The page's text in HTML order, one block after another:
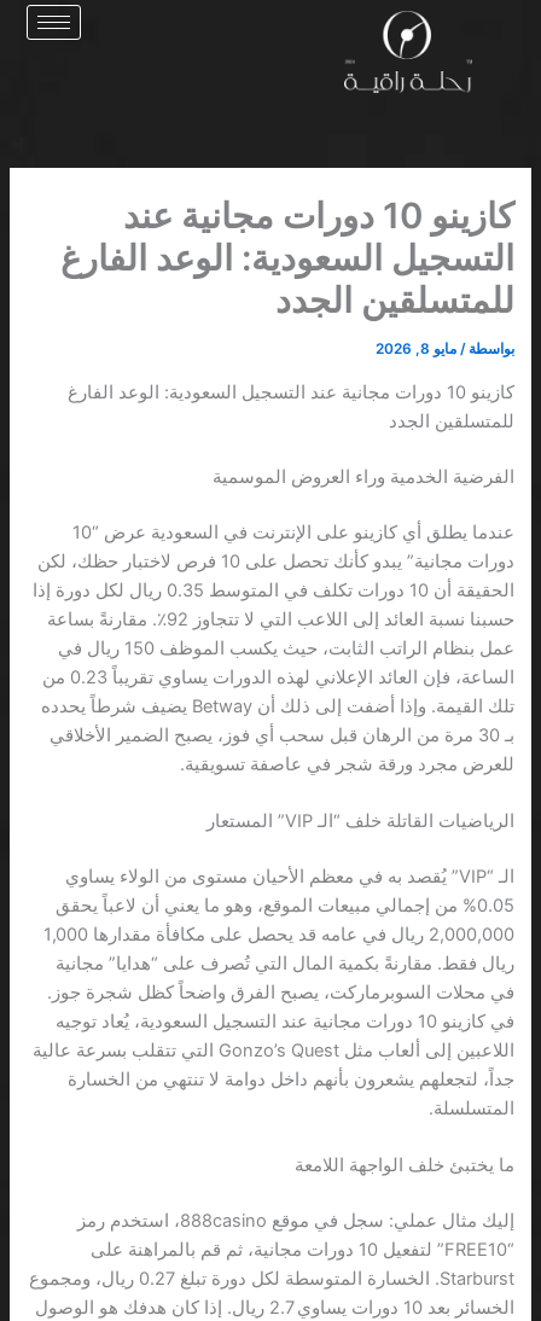
كازينو 10 دورات مجانية عند
التسجيل السعودية: الوعد الفارغ
للمتسلقين الجدد
بواسطة /مايو 8, 2026
كازينو 10 دورات مجانية عند التسجيل السعودية: الوعد الفارغ
للمتسلقين الجدد
الفرضية الخدمية وراء العروض الموسمية
عندما يطلق أي كازينو على الإنترنت في السعودية عرض “10
دورات مجانية” يبدو كأنك تحصل على 10 فرص لاختبار حظك، لكن
الحقيقة أن 10 دورات تكلف في المتوسط 0.35 ريال لكل دورة إذا
حسبنا نسبة العائد إلى اللاعب التي لا تتجاوز 92٪. مقارنةً بساعة
عمل بنظام الراتب الثابت، حيث يكسب الموظف 150 ريال في
الساعة، فإن العائد الإعلاني لهذه الدورات يساوي تقريباً 0.23 من
تلك القيمة. وإذا أضفت إلى ذلك أن Betway يضيف شرطاً يحدده
بـ 30 مرة من الرهان قبل سحب أي فوز، يصبح الضمير الأخلاقي
للعرض مجرد ورقة شجر في عاصفة تسويقية.
الرياضيات القاتلة خلف “الـ VIP” المستعار
الـ “VIP” يُقصد به في معظم الأحيان مستوى من الولاء يساوي
0.05% من إجمالي مبيعات الموقع، وهو ما يعني أن لاعباً يحقق
2,000,000 ريال في عامه قد يحصل على مكافأة مقدارها 1,000
ريال فقط. مقارنةً بكمية المال التي تُصرف على “هدايا” مجانية
في محلات السوبرماركت، يصبح الفرق واضحاً كظل شجرة جوز.
في كازينو 10 دورات مجانية عند التسجيل السعودية، يُعاد توجيه
اللاعبين إلى ألعاب مثل Gonzo’s Quest التي تتقلب بسرعة عالية
جداً، لتجعلهم يشعرون بأنهم داخل دوامة لا تنتهي من الخسارة
المتسلسلة.
ما يختبئ خلف الواجهة اللامعة
إليك مثال عملي: سجل في موقع 888casino، استخدم رمز
“FREE10” لتفعيل 10 دورات مجانية، ثم قم بالمراهنة على
Starburst. الخسارة المتوسطة لكل دورة تبلغ 0.27 ريال، ومجموع
الخسائر بعد 10 دورات يساوي 2.7 ريال. إذا كان هدفك هو الوصول